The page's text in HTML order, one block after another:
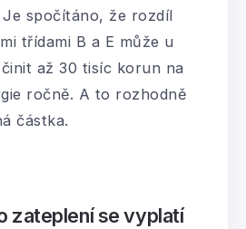
spočítáno, že rozdíl
třídami B a E může u
až 30 tisíc korun na
ročně. A to rozhodně
částka.
zateplení se vyplatí